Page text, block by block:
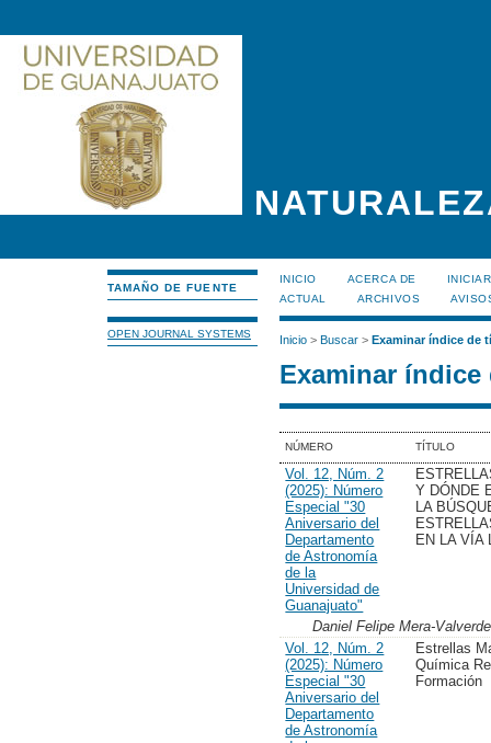
TAMAÑO DE FUENTE
OPEN JOURNAL SYSTEMS
INICIO ACERCA DE
ACTUAL
ARCHIVOS
Inicio> Buscar> Examinar índice de
Examinar
NÚMERO TÍTULO
Vol. 12, Núm. 2
(2025): Número
Especial "30
Aniversario del
Departamento
de Astronomía
de la
Universidad de
Guanajuato"
Y DÓNDE
LA
EN LA VÍA
Daniel Felipe Mera-Valverde
Vol. 12, Núm. 2
(2025): Número
Especial "30
Aniversario del
Departamento
de Astronomía
Estrellas
Química
Formación